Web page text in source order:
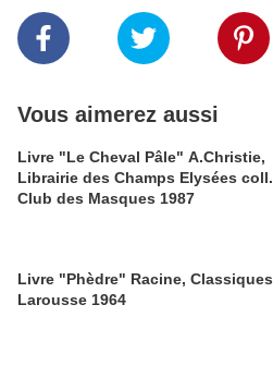
Vous aimerez aussi
Livre "Le Cheval Pâle" A.Christie,
Librairie des Champs Elysées coll.
Club des Masques 1987
Livre "Phèdre" Racine, Classiques
Larousse 1964